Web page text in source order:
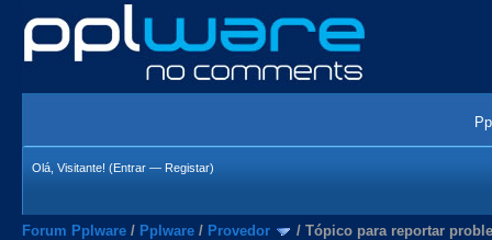
Olá, Visitante! (Entrar — Registar)
Forum Pplware / Pplware / Provedor / Tópico para reportar